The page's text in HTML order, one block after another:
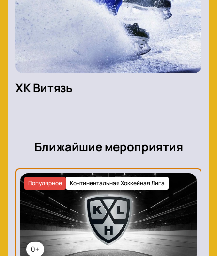
ХК Витязь
Ближайшие мероприятия
0+
Континентальная Хоккейная Лига
Популярное